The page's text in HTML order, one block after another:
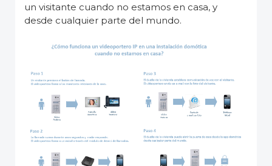
un visitante cuando no estamos en casa, y
desde cualquier parte del mundo.